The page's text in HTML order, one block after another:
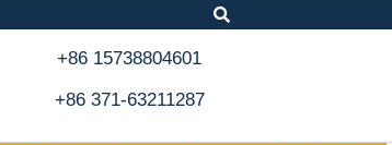
+86 15738804601
+86 371-63211287